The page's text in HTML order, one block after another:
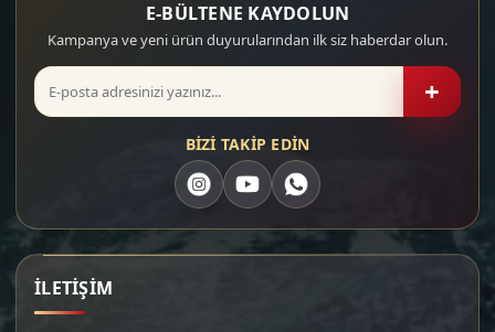
E-BÜLTENE KAYDOLUN
Kampanya ve yeni ürün duyurularından ilk siz haberdar olun.
+
BİZİ TAKİP EDİN
İLETİŞİM